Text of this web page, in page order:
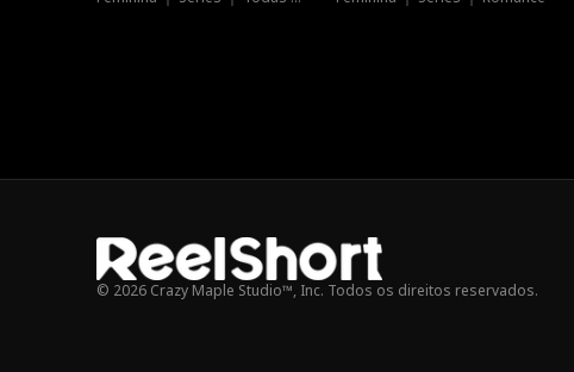
© 2026 Crazy Maple Studio™, Inc. Todos os direitos reservados.